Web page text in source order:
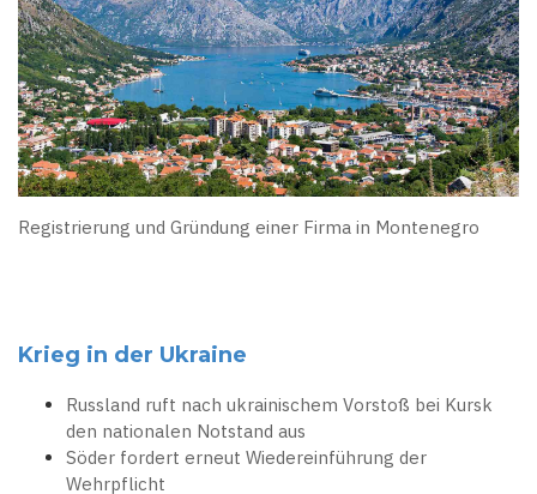
Registrierung und Gründung einer Firma in Montenegro
Krieg in der Ukraine
Russland ruft nach ukrainischem Vorstoß bei Kursk
den nationalen Notstand aus
Söder fordert erneut Wiedereinführung der
Wehrpflicht